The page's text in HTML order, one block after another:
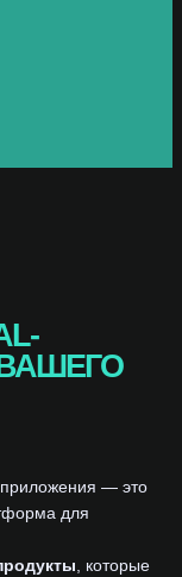
— это
для
, которые